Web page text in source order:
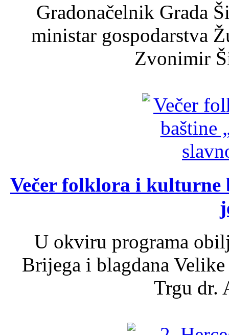
Gradonačelnik Grada
ministar gospodarstva
Zvonimir
Večer folklora i kulturne
U okviru programa
Brijega i blagdana
Trgu dr.